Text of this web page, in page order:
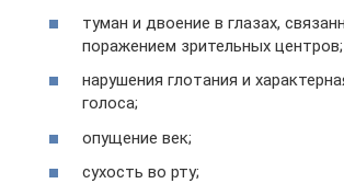
туман и двоение в глазах,
поражением зрительных центров;
нарушения глотания и
голоса;
опущение век;
сухость во рту;